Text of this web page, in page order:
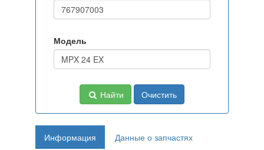
Модель
Найти Очистить
Информация
Данные о запчастях